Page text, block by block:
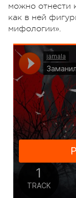
можно отнести
как в ней
мифологии».